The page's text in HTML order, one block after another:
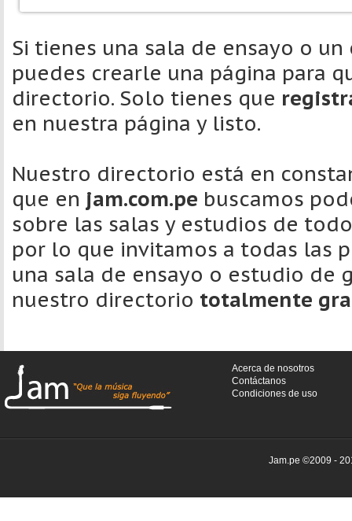
Si tienes una sala de ensayo o
puedes crearle una página para
directorio. Solo tienes que
en nuestra página y listo.
Nuestro directorio está en
que en jam.com.pe buscamos
sobre las salas y estudios de
por lo que invitamos a todas las
una sala de ensayo o estudio de
nuestro directorio totalmente
Acerca de nosotros
Contáctanos
Condiciones de uso
Jam.pe ©2009 -